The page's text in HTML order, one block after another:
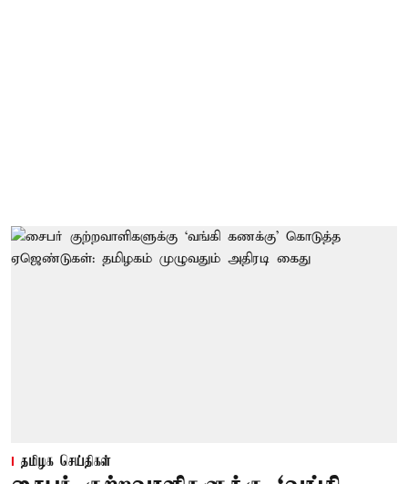
தமிழக செய்திகள்